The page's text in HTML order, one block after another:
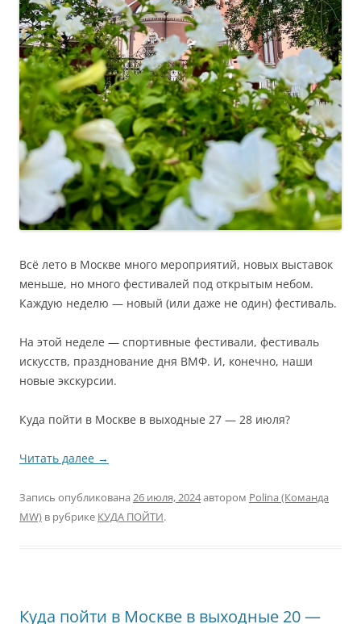
Всё лето в Москве много мероприятий, новых выставок
меньше, но много фестивалей под открытым небом.
Каждую неделю — новый (или даже не один) фестиваль.
На этой неделе — спортивные фестивали, фестиваль
искусств, празднование дня ВМФ. И, конечно, наши
новые экскурсии.
Куда пойти в Москве в выходные 27 — 28 июля?
Читать далее →
Запись опубликована 26 июля, 2024автором Polina (Команда
MW) в рубрике КУДА ПОЙТИ.
Куда пойти в Москве в выходные 20 —